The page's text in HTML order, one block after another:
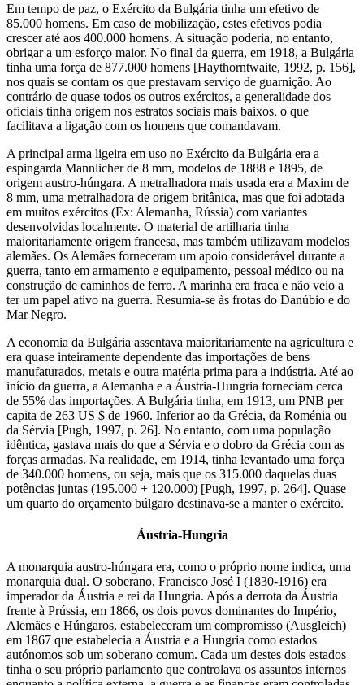
Em tempo de paz, o Exército da Bulgária tinha um efetivo de
85.000 homens. Em caso de mobilização, estes efetivos podia
crescer até aos 400.000 homens. A situação poderia, no entanto,
obrigar a um esforço maior. No final da guerra, em 1918, a Bulgária
tinha uma força de 877.000 homens [Haythorntwaite, 1992, p. 156],
nos quais se contam os que prestavam serviço de guarnição. Ao
contrário de quase todos os outros exércitos, a generalidade dos
oficiais tinha origem nos estratos sociais mais baixos, o que
facilitava a ligação com os homens que comandavam.
A principal arma ligeira em uso no Exército da Bulgária era a
espingarda Mannlicher de 8 mm, modelos de 1888 e 1895, de
origem austro-húngara. A metralhadora mais usada era a Maxim de
8 mm, uma metralhadora de origem britânica, mas que foi adotada
em muitos exércitos (Ex: Alemanha, Rússia) com variantes
desenvolvidas localmente. O material de artilharia tinha
maioritariamente origem francesa, mas também utilizavam modelos
alemães. Os Alemães forneceram um apoio considerável durante a
guerra, tanto em armamento e equipamento, pessoal médico ou na
construção de caminhos de ferro. A marinha era fraca e não veio a
ter um papel ativo na guerra. Resumia-se às frotas do Danúbio e do
Mar Negro.
A economia da Bulgária assentava maioritariamente na agricultura e
era quase inteiramente dependente das importações de bens
manufaturados, metais e outra matéria prima para a indústria. Até ao
início da guerra, a Alemanha e a Áustria-Hungria forneciam cerca
de 55% das importações. A Bulgária tinha, em 1913, um PNB per
capita de 263 US $ de 1960. Inferior ao da Grécia, da Roménia ou
da Sérvia [Pugh, 1997, p. 26]. No entanto, com uma população
idêntica, gastava mais do que a Sérvia e o dobro da Grécia com as
forças armadas. Na realidade, em 1914, tinha levantado uma força
de 340.000 homens, ou seja, mais que os 315.000 daquelas duas
potências juntas (195.000 + 120.000) [Pugh, 1997, p. 264]. Quase
um quarto do orçamento búlgaro destinava-se a manter o exército.
Áustria-Hungria
A monarquia austro-húngara era, como o próprio nome indica, uma
monarquia dual. O soberano, Francisco José I (1830-1916) era
imperador da Áustria e rei da Hungria. Após a derrota da Áustria
frente à Prússia, em 1866, os dois povos dominantes do Império,
Alemães e Húngaros, estabeleceram um compromisso (Ausgleich)
em 1867 que estabelecia a Áustria e a Hungria como estados
autónomos sob um soberano comum. Cada um destes dois estados
tinha o seu próprio parlamento que controlava os assuntos internos